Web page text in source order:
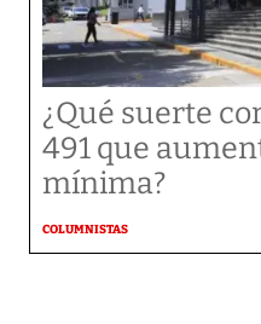
¿Qué suerte
491 que
mínima?
COLUMNISTAS